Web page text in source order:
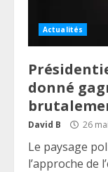
Actualités
donné
David B 26
Le paysage
l’approche de